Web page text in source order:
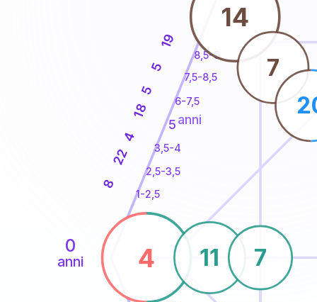
0
anni
1-2,5
2,5-3,5
3,5-4
6-7,5
7,5-8,5
8,5-9
8
22
4
18
5
5
19
4
14
11 7
7
5anni